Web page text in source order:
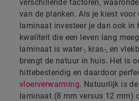
verschillende factoren,
van de planken. Als je kiest voor
laminaat investeer je dan ook in
kwaliteit die een leven lang
laminaat is water-, kras-, en
brengt de natuur in huis. Het is
hittebestendig en daardoor
vloerverwarming. Natuurlijk is
laminaat (8 mm versus 12 mm)